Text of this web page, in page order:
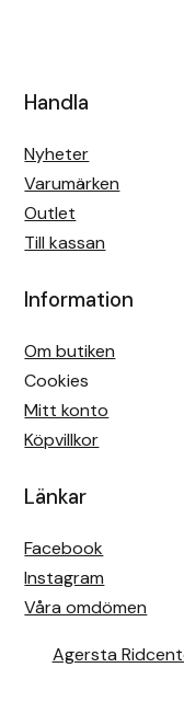
Handla
Nyheter
Varumärken
Outlet
Till kassan
Information
Om butiken
Cookies
Mitt konto
Köpvillkor
Länkar
Facebook
Instagram
Våra omdömen
Agersta